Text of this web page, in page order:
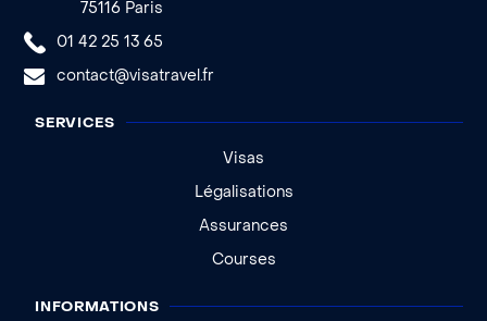
75116 Paris
01 42 25 13 65
contact@visatravel.fr
SERVICES
Visas
Légalisations
Assurances
Courses
INFORMATIONS